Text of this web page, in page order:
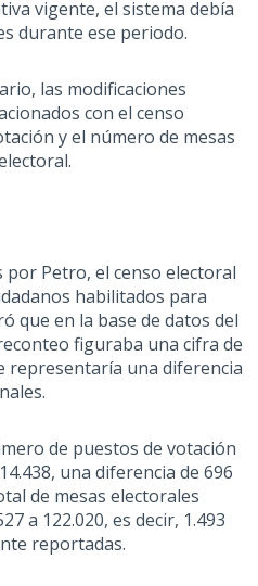
vigente, el sistema debía
durante ese periodo.
las modificaciones
con el censo
y el número de mesas
por Petro, el censo electoral
habilitados para
que en la base de datos del
figuraba una cifra de
representaría una diferencia
de puestos de votación
una diferencia de 696
de mesas electorales
a 122.020, es decir, 1.493
reportadas.